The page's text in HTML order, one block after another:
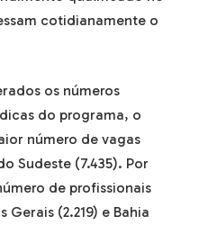
cotidianamente o
os números
do programa, o
número de vagas
Sudeste (7.435). Por
de profissionais
Gerais (2.219) e Bahia